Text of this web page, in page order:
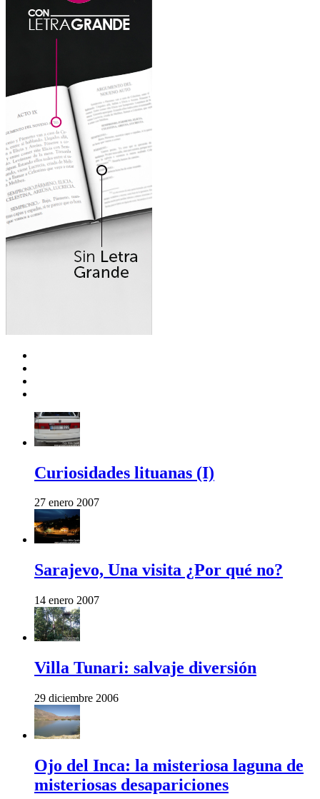
Curiosidades lituanas (I)
27 enero 2007
Sarajevo, Una visita ¿Por qué no?
14 enero 2007
Villa Tunari: salvaje diversión
29 diciembre 2006
Ojo del Inca: la misteriosa laguna de
misteriosas desapariciones